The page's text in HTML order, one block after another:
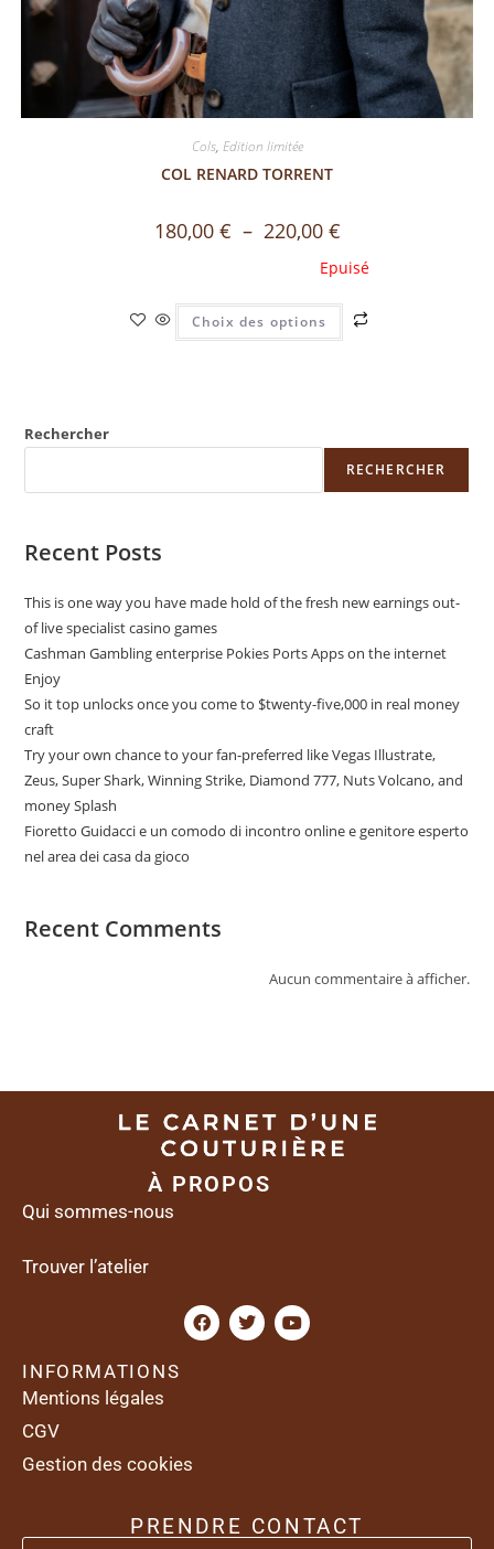
Cols, Edition limitée
COL RENARD TORRENT
180,00 € – 220,00 €
Choix des options
Rechercher
RECHERCHER
Recent Posts
This is one way you have made hold of the fresh new earnings out-
of live specialist casino games
Cashman Gambling enterprise Pokies Ports Apps on the internet
Enjoy
So it top unlocks once you come to $twenty-five,000 in real money
craft
Try your own chance to your fan-preferred like Vegas Illustrate,
Zeus, Super Shark, Winning Strike, Diamond 777, Nuts Volcano, and
money Splash
Fioretto Guidacci e un comodo di incontro online e genitore esperto
nel area dei casa da gioco
Recent Comments
Aucun commentaire à afficher.
À PROPOS
Qui sommes-nous
Trouver l’atelier
INFORMATIONS
Mentions légales
CGV
Gestion des cookies
PRENDRE CONTACT